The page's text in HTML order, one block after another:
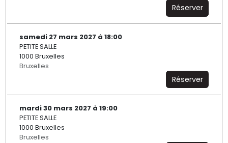
Réserver
samedi 27 mars 2027 à 18:00
PETITE SALLE
1000 Bruxelles
Bruxelles
Réserver
mardi 30 mars 2027 à 19:00
PETITE SALLE
1000 Bruxelles
Bruxelles